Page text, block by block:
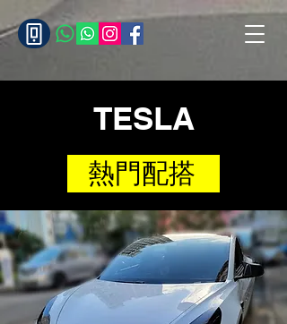
TESLA
熱門配搭